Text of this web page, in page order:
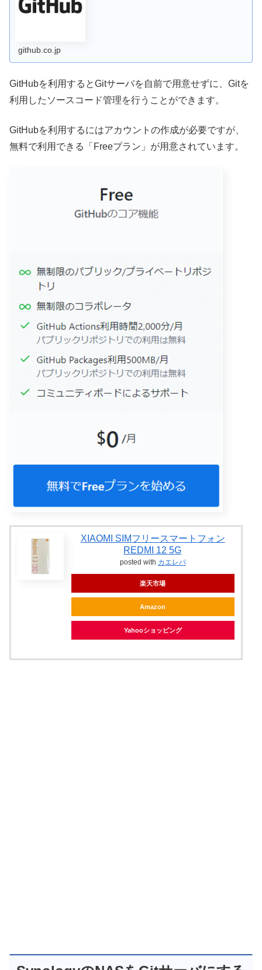
github.co.jp
GitHubを利用するとGitサーバを自前で用意せずに、Gitを
利用したソースコード管理を行うことができます。
GitHubを利用するにはアカウントの作成が必要ですが、
無料で利用できる「Freeプラン」が用意されています。
XIAOMI SIMフリースマートフォン
REDMI 12 5G
posted with カエレバ
楽天市場
Amazon
Yahooショッピング